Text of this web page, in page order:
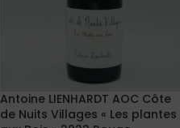
Antoine LIENHARDT AOC Côte
de Nuits Villages « Les plantes